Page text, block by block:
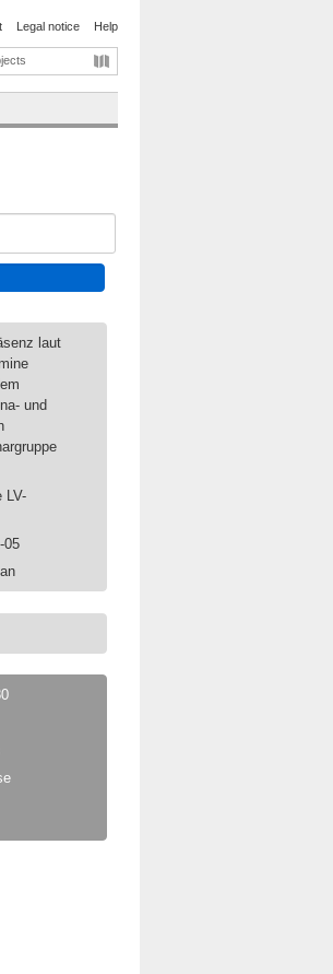
Legal notice Help
laut
und
LV-
05